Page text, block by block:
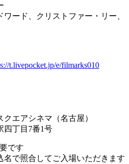
ード、クリストファー・リー、
t.livepocket.jp/e/filmarks010
クエアシネマ（名古屋）
四丁目7番1号
です
で照合してご入場いただきます